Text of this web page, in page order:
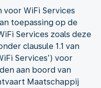
voor WiFi Services
toepassing op de
Services zoals deze
clausule 1.1 van
Services’) voor
aan boord van
Maatschappij